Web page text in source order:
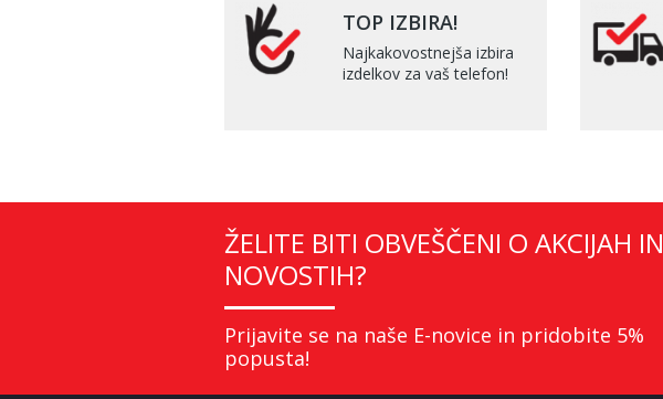
TOP IZBIRA!
Najkakovostnejša izbira
izdelkov za vaš telefon!
ŽELITE BITI OBVEŠČENI O AKCIJAH IN
NOVOSTIH?
Prijavite se na naše E-novice in pridobite 5%
popusta!